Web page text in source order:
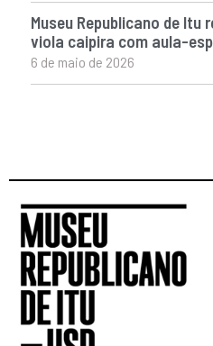
Museu Republicano de
viola caipira com aula-
6 de maio de 2026